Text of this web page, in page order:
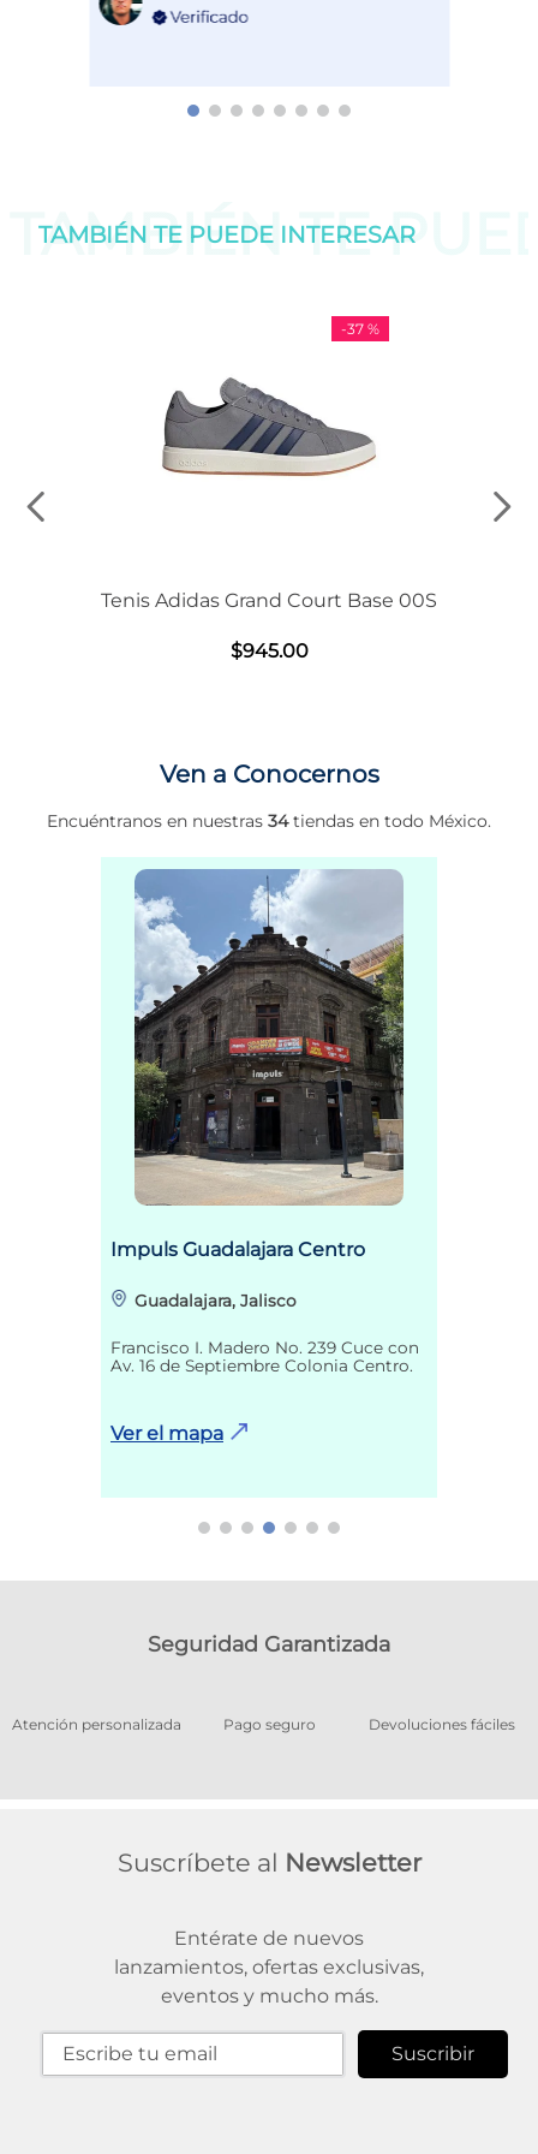
TAMBIÉN TE
TAMBIÉN TE PUEDE INTERESAR
-37 %
Tenis Adidas Grand Court Base 00S
$945.00
Ven a Conocernos
Encuéntranos en nuestras 34tiendas en todo México.
Impuls Guadalajara Centro
Guadalajara, Jalisco
Francisco I. Madero No. 239 Cuce con
Av. 16 de Septiembre Colonia Centro.
Ver el mapa
Seguridad Garantizada
Atención personalizada Pago seguro Devoluciones fáciles
Suscríbete al Newsletter
Entérate de nuevos
lanzamientos, ofertas exclusivas,
eventos y mucho más.
Suscribir